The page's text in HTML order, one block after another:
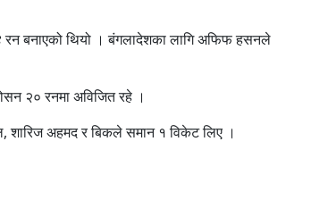
बनाएको थियो । बंगलादेशका लागि अफिफ हसनले
२० रनमा अविजित रहे ।
शारिज अहमद र बिकले समान १ विकेट लिए ।